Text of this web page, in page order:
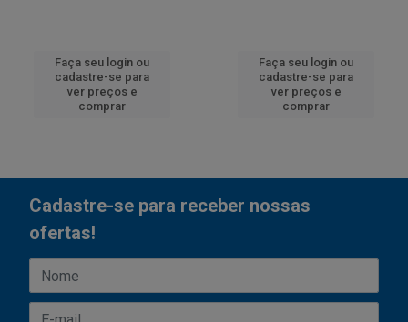
Faça seu login ou
cadastre-se para
ver preços e
comprar
Faça seu login ou
cadastre-se para
ver preços e
comprar
Cadastre-se para receber nossas
ofertas!